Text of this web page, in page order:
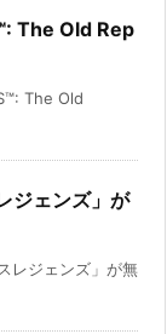
The Old Rep
The Old
ジェンズ」が
レジェンズ」が無